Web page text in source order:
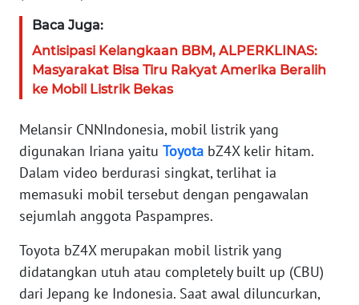
Baca Juga:
Antisipasi Kelangkaan BBM, ALPERKLINAS:
Masyarakat Bisa Tiru Rakyat Amerika Beralih
ke Mobil Listrik Bekas
Melansir CNNIndonesia, mobil listrik yang
digunakan Iriana yaitu Toyota bZ4X kelir hitam.
Dalam video berdurasi singkat, terlihat ia
memasuki mobil tersebut dengan pengawalan
sejumlah anggota Paspampres.
Toyota bZ4X merupakan mobil listrik yang
didatangkan utuh atau completely built up (CBU)
dari Jepang ke Indonesia. Saat awal diluncurkan,
SUMUT
WN
JABAR
WN
WN
NTT